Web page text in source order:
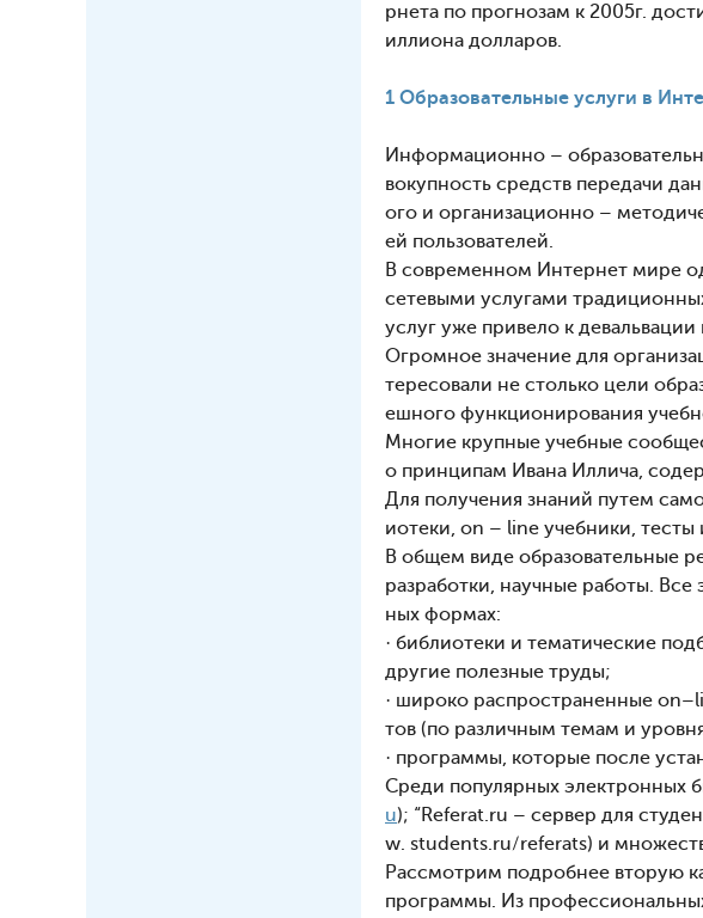
рнета по прогнозам к 2005г.
иллиона долларов.
1 Образовательные услуги в
Информационно –
вокупность средств передачи
ого и организационно –
ей пользователей.
В современном Интернет мире
сетевыми услугами
услуг уже привело к
Огромное значение для
тересовали не столько цели
ешного функционирования
Многие крупные учебные
о принципам Ивана Иллича,
Для получения знаний путем
иотеки, on – line учебники, тесты
В общем виде образовательные
разработки, научные работы.
ных формах:
· библиотеки и тематические
другие полезные труды;
· широко распространенные
тов (по различным темам и
· программы, которые после
Среди популярных электронных
u); “Referat.ru – сервер для
w. students.ru/referats) и
Рассмотрим подробнее вторую
программы. Из